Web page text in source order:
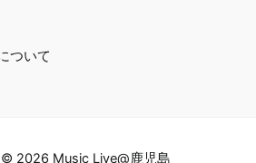
ついて
2026 Music Live@鹿児島